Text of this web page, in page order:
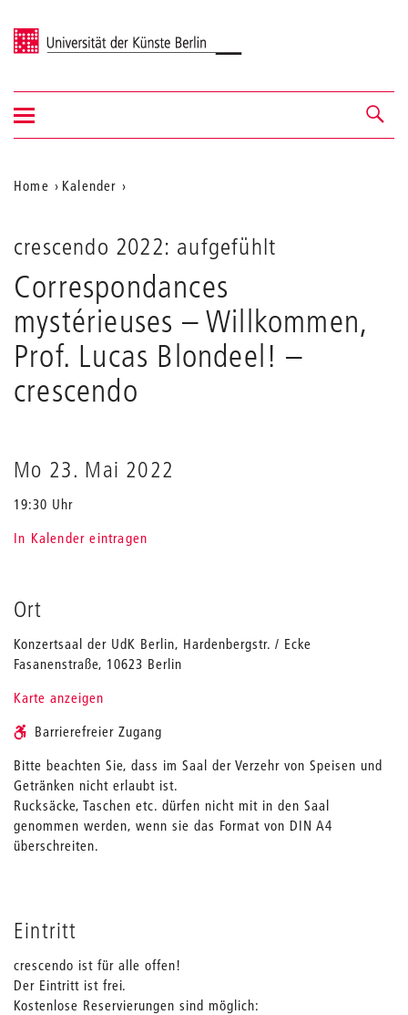
Universität der Künste Berlin
Navigation &
Suche
Navigation
ein-/ausblenden
Aktuelle
auf
der
Webseite
Home
Kalender
–
Willkommen,
Prof.
Lucas
Blondeel!
crescendo 2022: aufgefühlt
Correspondances
mystérieuses – Willkommen,
Prof. Lucas Blondeel! –
crescendo
Mo 23. Mai 2022
19:30 Uhr
In Kalender eintragen
Ort
Konzertsaal der UdK Berlin, Hardenbergstr. / Ecke
Fasanenstraße, 10623 Berlin
Karte anzeigen
Barrierefreier Zugang
Bitte beachten Sie, dass im Saal der Verzehr von Speisen und
Getränken nicht erlaubt ist.
Rucksäcke, Taschen etc. dürfen nicht mit in den Saal
genommen werden, wenn sie das Format von DIN A4
überschreiten.
Eintritt
crescendo ist für alle offen!
Der Eintritt ist frei.
Kostenlose Reservierungen sind möglich: